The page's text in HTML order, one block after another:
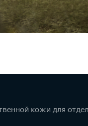
кожи для